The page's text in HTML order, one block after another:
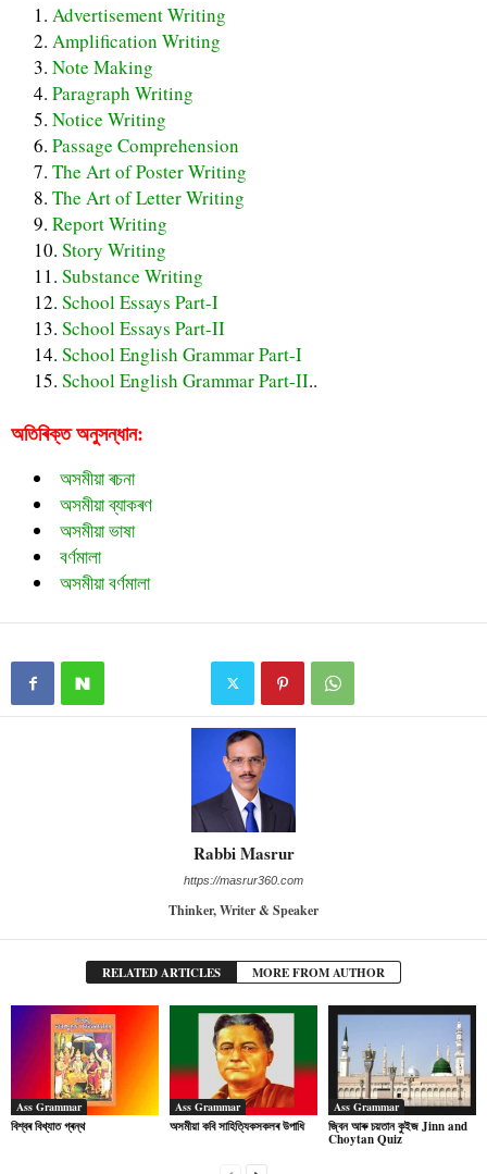
Advertisement Writing
Amplification Writing
Note Making
Paragraph Writing
Notice Writing
Passage Comprehension
The Art of Poster Writing
The Art of Letter Writing
Report Writing
Story Writing
Substance Writing
School Essays Part-I
School Essays Part-II
School English Grammar Part-I
School English Grammar Part-II..
অতিৰিক্ত অনুসন্ধান:
অসমীয়া ৰচনা
অসমীয়া ব্যাকৰণ
অসমীয়া ভাষা
বৰ্ণমালা
অসমীয়া বর্ণমালা
Rabbi Masrur
https://masrur360.com
Thinker, Writer & Speaker
RELATED ARTICLES MORE FROM AUTHOR
Ass Grammar
বিশ্বৰ বিখ্যাত গ্ৰন্থ
Ass Grammar
অসমীয়া কবি সাহিত্যিকসকলৰ উপাধি
Ass Grammar
জ্বিন আৰু চয়তান কুইজ Jinn and
Choytan Quiz